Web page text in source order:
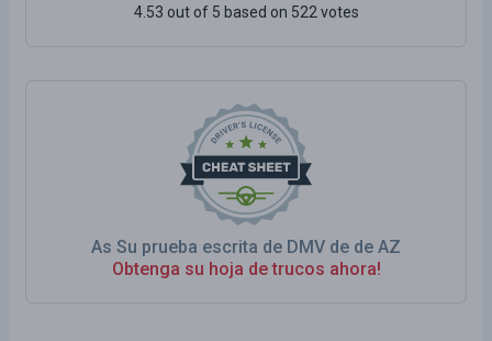
As Su prueba escrita de DMV de de AZ
Obtenga su hoja de trucos ahora!
4.53 out of 5 based on 522 votes